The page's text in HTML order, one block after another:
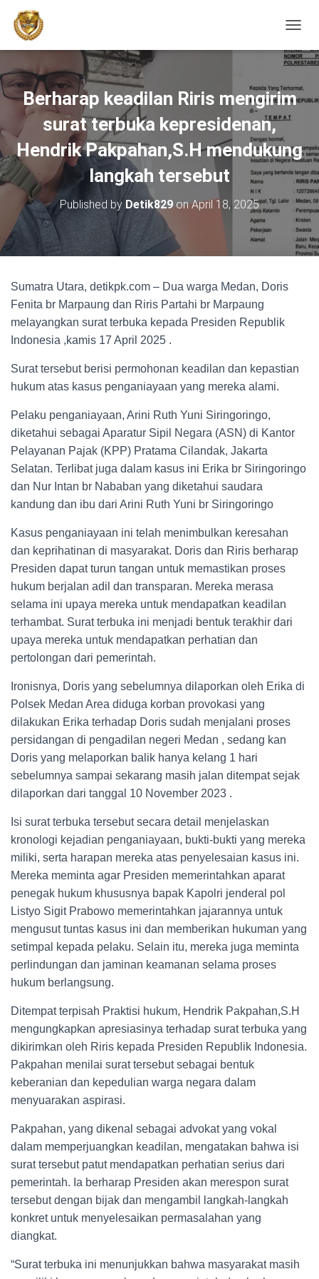
Berharap keadilan Riris mengirim
surat terbuka kepresidenan,
Hendrik Pakpahan,S.H mendukung
langkah tersebut
Published byDetik829onApril 18, 2025
Sumatra Utara, detikpk.com – Dua warga Medan, Doris
Fenita br Marpaung dan Riris Partahi br Marpaung
melayangkan surat terbuka kepada Presiden Republik
Indonesia ,kamis 17 April 2025 .
Surat tersebut berisi permohonan keadilan dan kepastian
hukum atas kasus penganiayaan yang mereka alami.
Pelaku penganiayaan, Arini Ruth Yuni Siringoringo,
diketahui sebagai Aparatur Sipil Negara (ASN) di Kantor
Pelayanan Pajak (KPP) Pratama Cilandak, Jakarta
Selatan. Terlibat juga dalam kasus ini Erika br Siringoringo
dan Nur Intan br Nababan yang diketahui saudara
kandung dan ibu dari Arini Ruth Yuni br Siringoringo
Kasus penganiayaan ini telah menimbulkan keresahan
dan keprihatinan di masyarakat. Doris dan Riris berharap
Presiden dapat turun tangan untuk memastikan proses
hukum berjalan adil dan transparan. Mereka merasa
selama ini upaya mereka untuk mendapatkan keadilan
terhambat. Surat terbuka ini menjadi bentuk terakhir dari
upaya mereka untuk mendapatkan perhatian dan
pertolongan dari pemerintah.
Ironisnya, Doris yang sebelumnya dilaporkan oleh Erika di
Polsek Medan Area diduga korban provokasi yang
dilakukan Erika terhadap Doris sudah menjalani proses
persidangan di pengadilan negeri Medan , sedang kan
Doris yang melaporkan balik hanya kelang 1 hari
sebelumnya sampai sekarang masih jalan ditempat sejak
dilaporkan dari tanggal 10 November 2023 .
Isi surat terbuka tersebut secara detail menjelaskan
kronologi kejadian penganiayaan, bukti-bukti yang mereka
miliki, serta harapan mereka atas penyelesaian kasus ini.
Mereka meminta agar Presiden memerintahkan aparat
penegak hukum khususnya bapak Kapolri jenderal pol
Listyo Sigit Prabowo memerintahkan jajarannya untuk
mengusut tuntas kasus ini dan memberikan hukuman yang
setimpal kepada pelaku. Selain itu, mereka juga meminta
perlindungan dan jaminan keamanan selama proses
hukum berlangsung.
Ditempat terpisah Praktisi hukum, Hendrik Pakpahan,S.H
mengungkapkan apresiasinya terhadap surat terbuka yang
dikirimkan oleh Riris kepada Presiden Republik Indonesia.
Pakpahan menilai surat tersebut sebagai bentuk
keberanian dan kepedulian warga negara dalam
menyuarakan aspirasi.
Pakpahan, yang dikenal sebagai advokat yang vokal
dalam memperjuangkan keadilan, mengatakan bahwa isi
surat tersebut patut mendapatkan perhatian serius dari
pemerintah. Ia berharap Presiden akan merespon surat
tersebut dengan bijak dan mengambil langkah-langkah
konkret untuk menyelesaikan permasalahan yang
diangkat.
“Surat terbuka ini menunjukkan bahwa masyarakat masih